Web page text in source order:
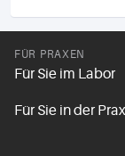
FÜR PRAXEN
Für Sie im Labor
Für Sie in der